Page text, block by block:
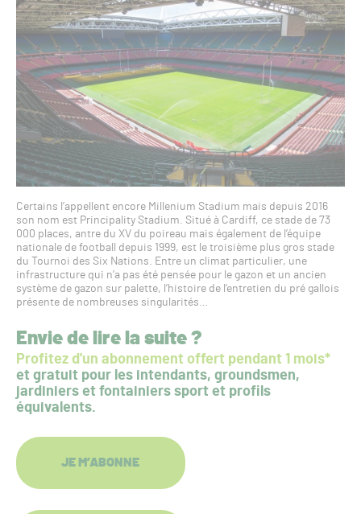
Certains l’appellent encore Millenium Stadium mais depuis 2016
son nom est Principality Stadium. Situé à Cardiff, ce stade de 73
000 places, antre du XV du poireau mais également de l’équipe
nationale de football depuis 1999, est le troisième plus gros stade
du Tournoi des Six Nations. Entre un climat particulier, une
infrastructure qui n’a pas été pensée pour le gazon et un ancien
système de gazon sur palette, l’histoire de l’entretien du pré gallois
présente de nombreuses singularités…
Envie de lire la suite ?
Profitez d'un abonnement offert pendant 1 mois*
et gratuit pour les intendants, groundsmen,
jardiniers et fontainiers sport et profils
équivalents.
JE M’ABONNE